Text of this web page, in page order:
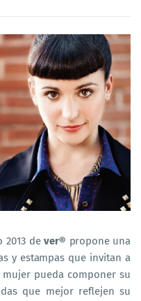
2013 dever® propone una
y estampas que invitan a
pueda componer su
que mejor reflejen su